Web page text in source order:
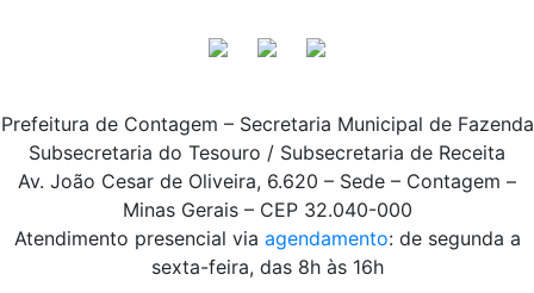
Prefeitura de Contagem – Secretaria Municipal de Fazenda
Subsecretaria do Tesouro / Subsecretaria de Receita
Av. João Cesar de Oliveira, 6.620 – Sede – Contagem –
Minas Gerais – CEP 32.040-000
Atendimento presencial via agendamento: de segunda a
sexta-feira, das 8h às 16h